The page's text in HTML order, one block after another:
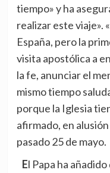
tiempo» y ha
realizar este viaje».
España, pero la
visita apostólica a
la fe, anunciar el
mismo tiempo
porque la Iglesia
afirmado, en
pasado 25 de mayo.
El Papa ha añadido que este viaje será «una